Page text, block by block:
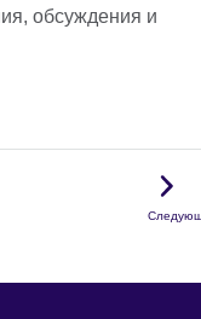
обсуждения и